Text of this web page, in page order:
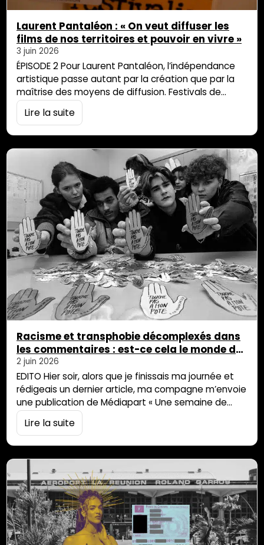
Laurent Pantaléon : « On veut diffuser les
films de nos territoires et pouvoir en vivre »
3 juin 2026
ÉPISODE 2 Pour Laurent Pantaléon, l’indépendance
artistique passe autant par la création que par la
maîtrise des moyens de diffusion. Festivals de
quartier, production, distribution : le réalisateur
réunionnais multiplie les initiatives pour permettre
raconter leurs propres histoires. La découverte de
Cannes […]
Lire la suite
Racisme et transphobie décomplexés dans
les commentaires : est-ce cela le monde de
demain ?
2 juin 2026
EDITO Hier soir, alors que je finissais ma journée et
rédigeais un dernier article, ma compagne m’envoie
une publication de Médiapart « Une semaine de
canicule en France : les amalgames racistes en roue
libre » avec ce message : « Les commentaires sous
« Mediapart, […]
Lire la suite